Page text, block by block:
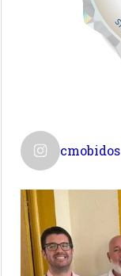
cmobidos